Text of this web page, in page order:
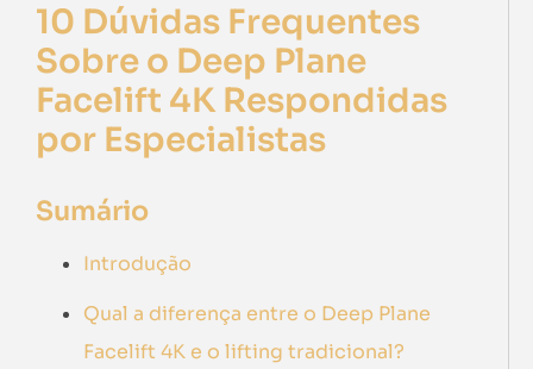
10 Dúvidas Frequentes
Sobre o Deep Plane
Facelift 4K Respondidas
por Especialistas
Sumário
Introdução
Qual a diferença entre o Deep Plane
Facelift 4K e o lifting tradicional?